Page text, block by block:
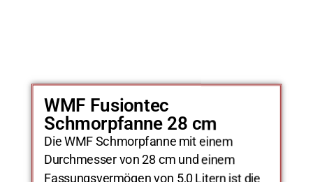
WMF Fusiontec
Schmorpfanne 28 cm
Die WMF Schmorpfanne mit einem
Durchmesser von 28 cm und einem
Fassungsvermögen von 5,0 Litern ist die